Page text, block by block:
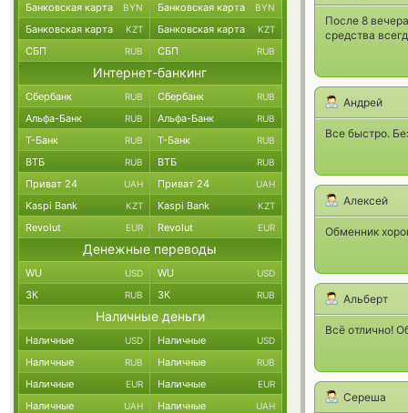
После 8
средства
Андрей
Все быстро.
Алексей
Обменник
Альберт
Всё отлично!
Сереша
Банковская карта BYN Банковская карта BYN
Банковская карта KZT Банковская карта KZT
СБП RUB СБП RUB
Интернет-банкинг
Сбербанк RUB Сбербанк RUB
Альфа-Банк RUB Альфа-Банк RUB
Т-Банк RUB Т-Банк RUB
ВТБ RUB ВТБ RUB
Приват 24 UAH Приват 24 UAH
Kaspi Bank KZT Kaspi Bank KZT
Revolut EUR Revolut EUR
Денежные переводы
WU USD WU USD
ЗК RUB ЗК RUB
Наличные деньги
Наличные USD Наличные USD
Наличные RUB Наличные RUB
Наличные EUR Наличные EUR
Наличные UAH Наличные UAH